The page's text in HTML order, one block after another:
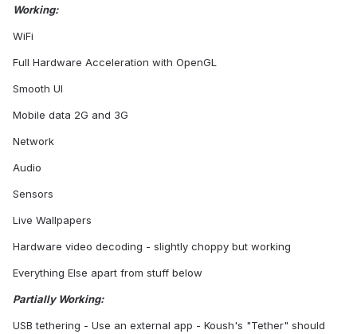
Working:
WiFi
Full Hardware Acceleration with OpenGL
Smooth UI
Mobile data 2G and 3G
Network
Audio
Sensors
Live Wallpapers
Hardware video decoding - slightly choppy but working
Everything Else apart from stuff below
Partially Working:
USB tethering - Use an external app - Koush's "Tether" should